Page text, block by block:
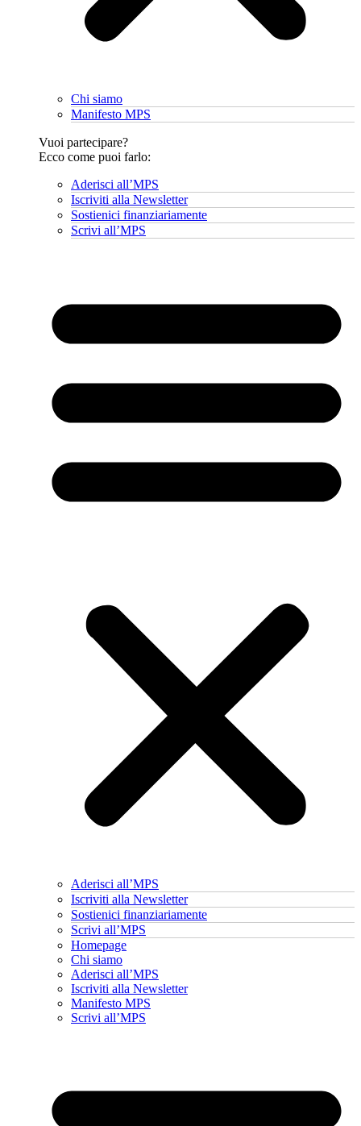
Chi siamo
Manifesto MPS
Vuoi partecipare?
Ecco come puoi farlo:
Aderisci all’MPS
Iscriviti alla Newsletter
Sostienici finanziariamente
Scrivi all’MPS
Aderisci all’MPS
Iscriviti alla Newsletter
Sostienici finanziariamente
Scrivi all’MPS
Homepage
Chi siamo
Aderisci all’MPS
Iscriviti alla Newsletter
Manifesto MPS
Scrivi all’MPS